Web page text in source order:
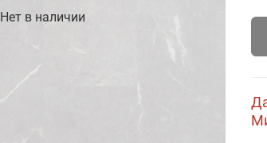
Нет в наличии